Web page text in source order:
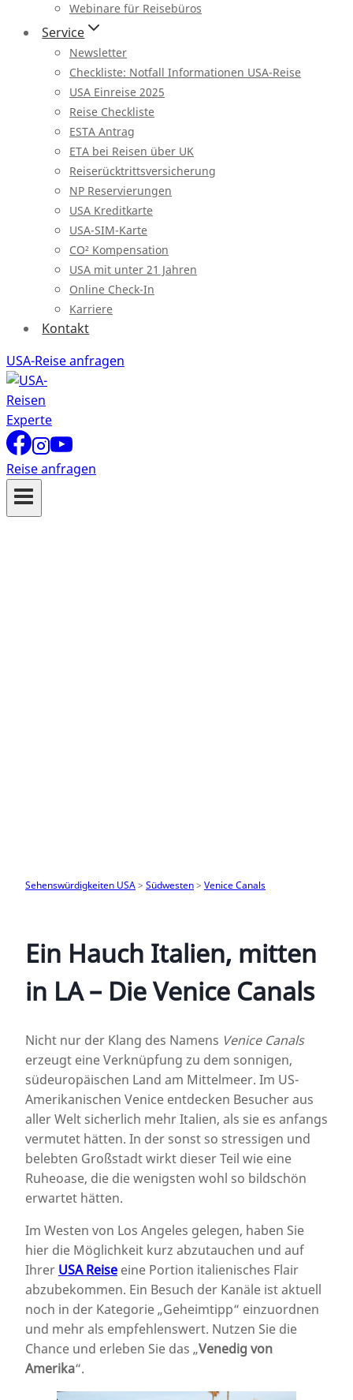
Webinare für Reisebüros
Service
Newsletter
Checkliste: Notfall Informationen USA-Reise
USA Einreise 2025
Reise Checkliste
ESTA Antrag
ETA bei Reisen über UK
Reiserücktrittsversicherung
NP Reservierungen
USA Kreditkarte
USA-SIM-Karte
CO² Kompensation
USA mit unter 21 Jahren
Online Check-In
Karriere
Kontakt
USA-Reise anfragen
Reise anfragen
Sehenswürdigkeiten USA> Südwesten> Venice Canals
Ein Hauch Italien, mitten
in LA – Die Venice Canals
Nicht nur der Klang des Namens Venice Canals
erzeugt eine Verknüpfung zu dem sonnigen,
südeuropäischen Land am Mittelmeer. Im US-
Amerikanischen Venice entdecken Besucher aus
aller Welt sicherlich mehr Italien, als sie es anfangs
vermutet hätten. In der sonst so stressigen und
belebten Großstadt wirkt dieser Teil wie eine
Ruheoase, die die wenigsten wohl so bildschön
erwartet hätten.
Im Westen von Los Angeles gelegen, haben Sie
hier die Möglichkeit kurz abzutauchen und auf
Ihrer USA Reise eine Portion italienisches Flair
abzubekommen. Ein Besuch der Kanäle ist aktuell
noch in der Kategorie „Geheimtipp“ einzuordnen
und mehr als empfehlenswert. Nutzen Sie die
Chance und erleben Sie das „Venedig von
Amerika“.